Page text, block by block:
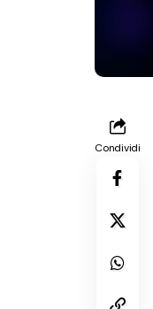
Condividi